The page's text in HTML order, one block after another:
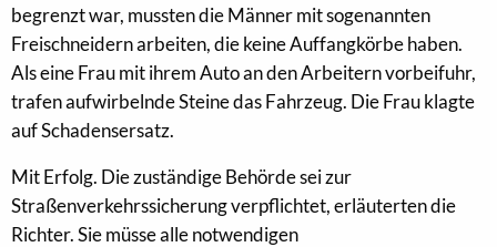
begrenzt war, mussten die Männer mit sogenannten
Freischneidern arbeiten, die keine Auffangkörbe haben.
Als eine Frau mit ihrem Auto an den Arbeitern vorbeifuhr,
trafen aufwirbelnde Steine das Fahrzeug. Die Frau klagte
auf Schadensersatz.
Mit Erfolg. Die zuständige Behörde sei zur
Straßenverkehrssicherung verpflichtet, erläuterten die
Richter. Sie müsse alle notwendigen